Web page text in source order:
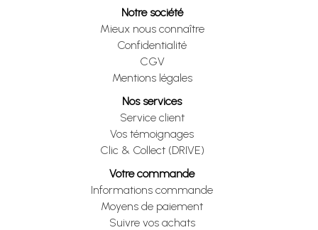
Notre société
Mieux nous connaître
Confidentialité
CGV
Mentions légales
Nos services
Service client
Vos témoignages
Clic & Collect (DRIVE)
Votre commande
Informations commande
Moyens de paiement
Suivre vos achats